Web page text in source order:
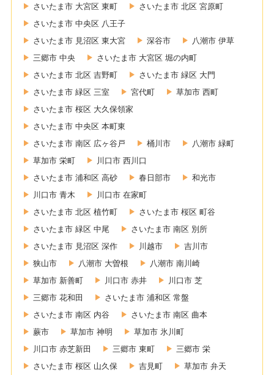
さいたま市 大宮区 東町
さいたま市 北区 宮原町
さいたま市 中央区 八王子
さいたま市 見沼区 東大宮
深谷市
八潮市 伊草
三郷市 中央
さいたま市 大宮区 堀の内町
さいたま市 北区 吉野町
さいたま市 緑区 大門
さいたま市 緑区 三室
宮代町
草加市 西町
さいたま市 桜区 大久保領家
さいたま市 中央区 本町東
さいたま市 南区 広ヶ谷戸
桶川市
八潮市 緑町
草加市 栄町
川口市 西川口
さいたま市 浦和区 高砂
春日部市
和光市
川口市 青木
川口市 在家町
さいたま市 北区 植竹町
さいたま市 桜区 町谷
さいたま市 緑区 中尾
さいたま市 南区 別所
さいたま市 見沼区 深作
川越市
吉川市
狭山市
八潮市 大曽根
八潮市 南川崎
草加市 新善町
川口市 赤井
川口市 芝
三郷市 花和田
さいたま市 浦和区 常盤
さいたま市 南区 内谷
さいたま市 南区 曲本
蕨市
草加市 神明
草加市 氷川町
川口市 赤芝新田
三郷市 東町
三郷市 栄
さいたま市 桜区 山久保
吉見町 草加市 弁天